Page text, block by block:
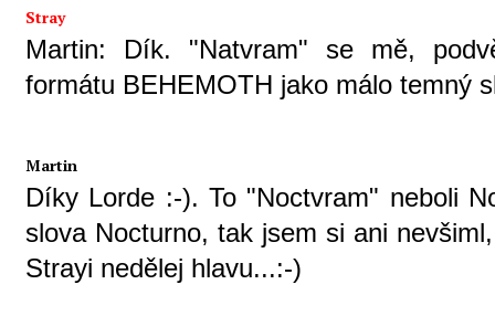
Stray
Martin: Dík. "Natvram" se mě,
formátu BEHEMOTH jako málo temný
Martin
Díky Lorde :-). To "Noctvram" neboli
slova Nocturno, tak jsem si ani
Strayi nedělej hlavu...:-)